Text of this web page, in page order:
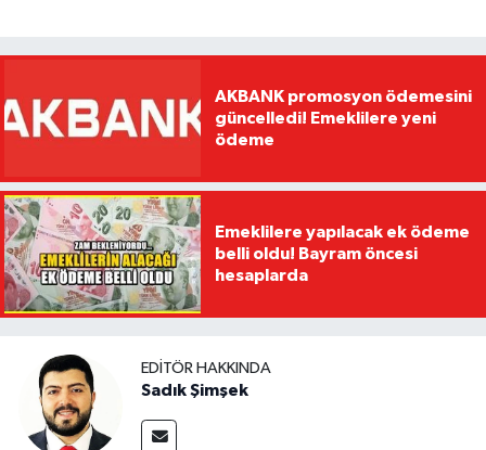
AKBANK promosyon ödemesini
güncelledi! Emeklilere yeni
ödeme
Emeklilere yapılacak ek ödeme
belli oldu! Bayram öncesi
hesaplarda
EDITÖR HAKKINDA
Sadık Şimşek